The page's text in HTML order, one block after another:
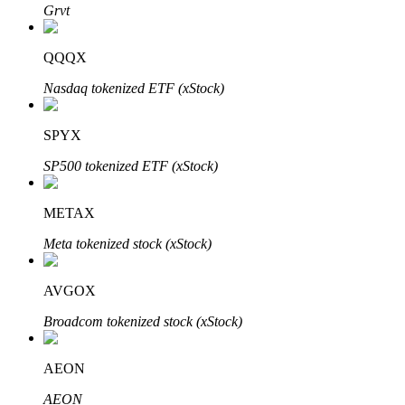
Blocages BTR
Des investissements exclusifs pour les détenteurs de BTR
Grvt
QQQX
Nasdaq tokenized ETF (xStock)
SPYX
SP500 tokenized ETF (xStock)
METAX
Meta tokenized stock (xStock)
AVGOX
Broadcom tokenized stock (xStock)
AEON
AEON